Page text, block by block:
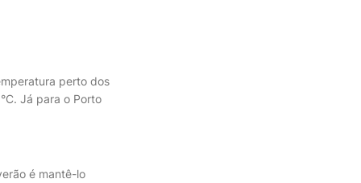
perto dos
Já para o Porto
é mantê-lo